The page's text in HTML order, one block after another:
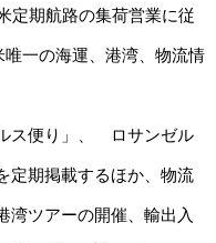
定期航路の集荷営業に従
一の海運、港湾、物流情
ス便り」、 ロサンゼル
定期掲載するほか、物流
湾ツアーの開催、輸出入